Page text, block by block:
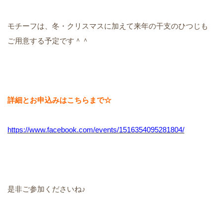
モチーフは、冬・クリスマスに加えて来年の干支のひつじも
ご用意する予定です＾＾
詳細とお申込みはこちらまで☆
https://www.facebook.com/events/1516354095281804/
是非ご参加くださいね♪